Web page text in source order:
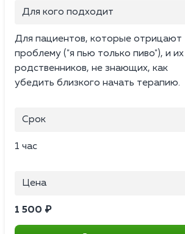
Для кого подходит
Для пациентов, которые отрицают
проблему ("я пью только пиво"), и их
родственников, не знающих, как
убедить близкого начать терапию.
Срок
1 час
Цена
1 500 ₽